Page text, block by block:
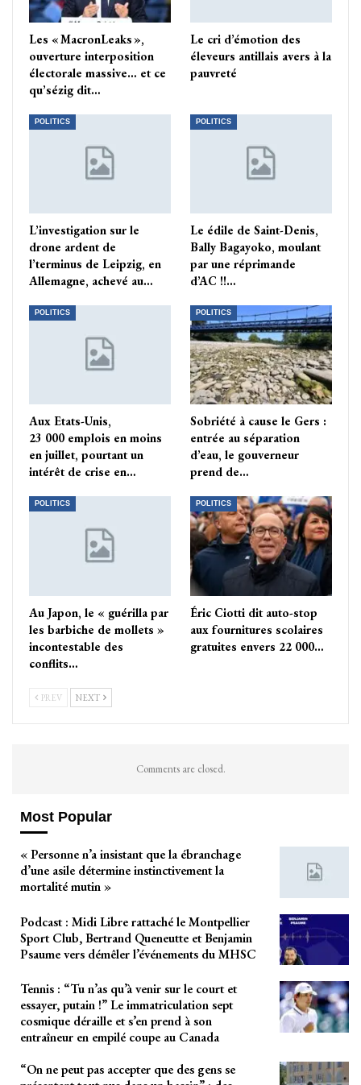
Les « MacronLeaks »,
ouverture interposition
électorale massive… et ce
qu’sézig dit…
Le cri d’émotion des
éleveurs antillais avers à la
pauvreté
POLITICS
L’investigation sur le
drone ardent de
l’terminus de Leipzig, en
Allemagne, achevé au…
POLITICS
Le édile de Saint-Denis,
Bally Bagayoko, moulant
par une réprimande
d’AC !!…
POLITICS
Aux Etats-Unis,
23 000 emplois en moins
en juillet, pourtant un
intérêt de crise en…
POLITICS
Sobriété à cause le Gers :
entrée au séparation
d’eau, le gouverneur
prend de…
POLITICS
Au Japon, le « guérilla par
les barbiche de mollets »
incontestable des
conflits…
POLITICS
Éric Ciotti dit auto-stop
aux fournitures scolaires
gratuites envers 22 000…
PREV NEXT
Comments are closed.
Most Popular
« Personne n’a insistant que la ébranchage
d’une asile détermine instinctivement la
mortalité mutin »
Podcast : Midi Libre rattaché le Montpellier
Sport Club, Bertrand Queneutte et Benjamin
Psaume vers démêler l’événements du MHSC
Tennis : “Tu n’as qu’à venir sur le court et
essayer, putain !” Le immatriculation sept
cosmique déraille et s’en prend à son
entraîneur en empilé coupe au Canada
“On ne peut pas accepter que des gens se